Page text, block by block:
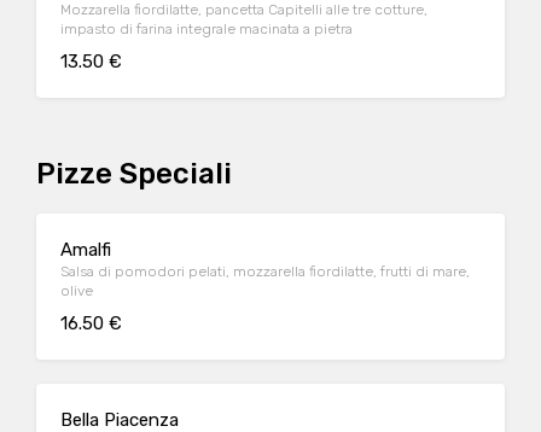
Mozzarella fiordilatte, pancetta Capitelli alle tre cotture,
impasto di farina integrale macinata a pietra
13.50 €
Pizze Speciali
Amalfi
Salsa di pomodori pelati, mozzarella fiordilatte, frutti di mare,
olive
16.50 €
Bella Piacenza